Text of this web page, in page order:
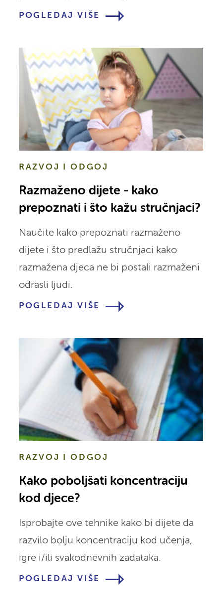
POGLEDAJ VIŠE
RAZVOJ I ODGOJ
Razmaženo dijete - kako
prepoznati i što kažu stručnjaci?
Naučite kako prepoznati razmaženo
dijete i što predlažu stručnjaci kako
razmažena djeca ne bi postali razmaženi
odrasli ljudi.
POGLEDAJ VIŠE
RAZVOJ I ODGOJ
Kako poboljšati koncentraciju
kod djece?
Isprobajte ove tehnike kako bi dijete da
razvilo bolju koncentraciju kod učenja,
igre i/ili svakodnevnih zadataka.
POGLEDAJ VIŠE